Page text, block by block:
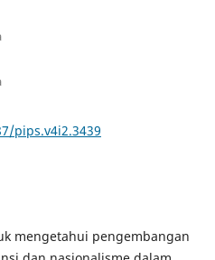
pips.v4i2.3439
mengetahui pengembangan